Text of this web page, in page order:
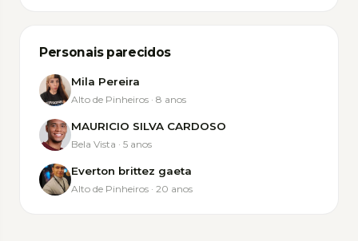
Personais parecidos
Mila Pereira
Alto de Pinheiros · 8 anos
MAURICIO SILVA CARDOSO
Bela Vista · 5 anos
Everton brittez gaeta
Alto de Pinheiros · 20 anos